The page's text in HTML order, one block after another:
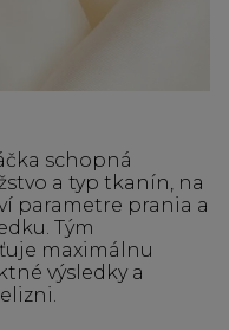
schopná
a typ tkanín, na
parametre prania a
Tým
maximálnu
výsledky a